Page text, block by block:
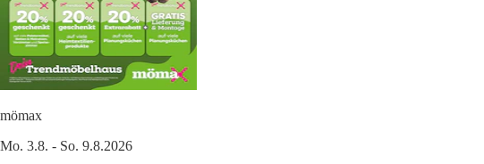
mömax
Mo. 3.8. - So. 9.8.2026